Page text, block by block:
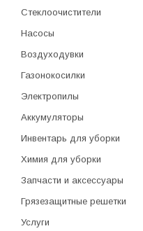
Стеклоочистители
Насосы
Воздуходувки
Газонокосилки
Электропилы
Аккумуляторы
Инвентарь для уборки
Химия для уборки
Запчасти и аксессуары
Грязезащитные решетки
Услуги